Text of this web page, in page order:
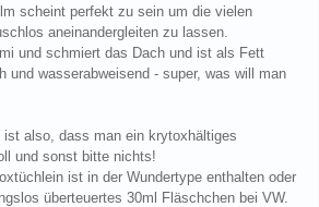
scheint perfekt zu sein um die vielen
aneinandergleiten zu lassen.
und schmiert das Dach und ist als Fett
und wasserabweisend - super, was will man
ist also, dass man ein krytoxhältiges
und sonst bitte nichts!
ist in der Wundertype enthalten oder
überteuertes 30ml Fläschchen bei VW.